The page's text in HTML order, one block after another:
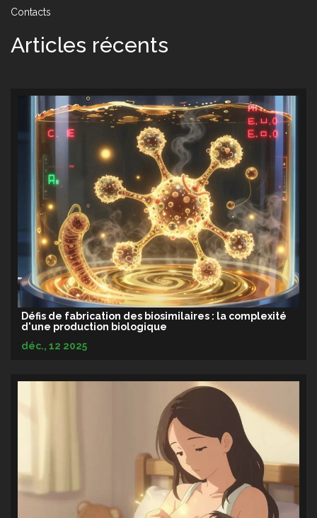
Contacts
Articles récents
Défis de fabrication des biosimilaires : la complexité
d'une production biologique
déc., 12 2025